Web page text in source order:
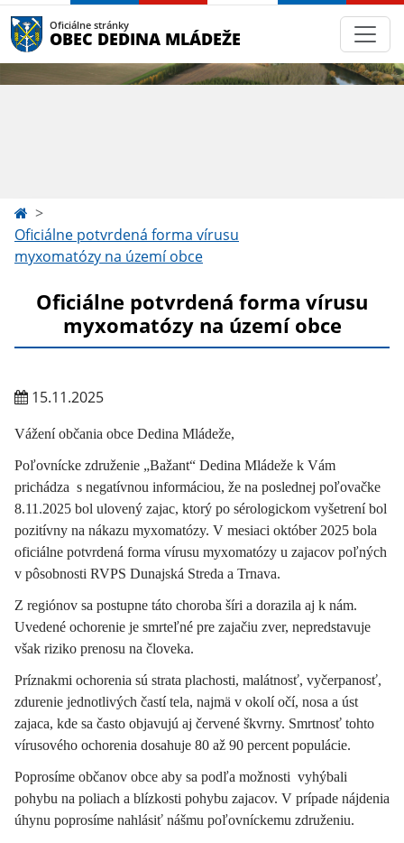
Oficiálne stránky
OBEC DEDINA MLÁDEŽE
Oficiálne potvrdená forma vírusu
myxomatózy na území obce
Oficiálne potvrdená forma vírusu
myxomatózy na území obce
15.11.2025
Vážení občania obce Dedina Mládeže,
Poľovnícke združenie „Bažant“ Dedina Mládeže k Vám
prichádza s negatívnou informáciou, že na poslednej poľovačke
8.11.2025 bol ulovený zajac, ktorý po sérologickom vyšetrení bol
pozitívny na nákazu myxomatózy. V mesiaci október 2025 bola
oficiálne potvrdená forma vírusu myxomatózy u zajacov poľných
v pôsobnosti RVPS Dunajská Streda a Trnava.
Z regiónov sa postupne táto choroba šíri a dorazila aj k nám.
Uvedené ochorenie je smrteľné pre zajačiu zver, nepredstavuje
však riziko prenosu na človeka.
Príznakmi ochorenia sú strata plachosti, malátnosť, vyčerpanosť,
zdurenie jednotlivých častí tela, najmä v okolí očí, nosa a úst
zajaca, kde sa často objavujú aj červené škvrny. Smrtnosť tohto
vírusového ochorenia dosahuje 80 až 90 percent populácie.
Poprosíme občanov obce aby sa podľa možnosti vyhýbali
pohybu na poliach a blízkosti pohybu zajacov. V prípade nájdenia
úhynu poprosíme nahlásiť nášmu poľovníckemu združeniu.